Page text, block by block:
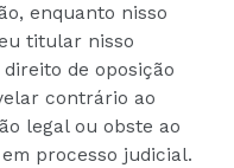
enquanto nisso
titular nisso
de oposição
contrário ao
legal ou obste ao
processo judicial.